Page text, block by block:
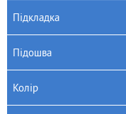
Підкладка
Підошва
Колір